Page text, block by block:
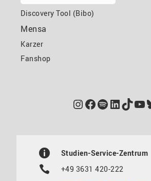
Discovery Tool (Bibo)
Mensa
Karzer
Fanshop
Instagram
Facebook
Spotify
Studien-Service-Zentrum
+49 3631 420-222